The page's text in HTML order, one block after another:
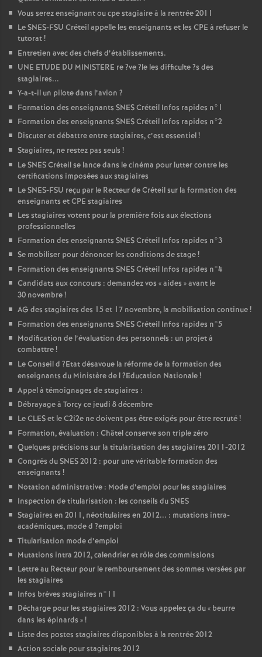
Vous serez enseignant ou cpe stagiaire à la rentrée 2011
LeSNES-FSU Créteil appelle les enseignants et les CPE à refuser le
tutorat!
Entretien avec des chefs d’établissements.
UNE ETUDE DU MINISTERE re?ve?le les difficulte?s des
stagiaires...
Y-a-t-il un pilote dans l’avion ?
Formation des enseignants SNESCréteil Infos rapides n°1
Formation des enseignants SNESCréteil Infos rapides n°2
Discuter et débattre entre stagiaires, c’est essentiel!
Stagiaires, ne restez pas seuls !
LeSNESCréteil se lance dans le cinéma pour lutter contre les
certifications imposées aux stagiaires
LeSNES-FSU reçu par le Recteur de Créteil sur la formation des
enseignants etCPE stagiaires
Les stagiaires votent pour la première fois aux élections
professionnelles
Formation des enseignants SNESCréteil Infos rapides n°3
Se mobiliser pour dénoncer les conditions de stage!
Formation des enseignants SNESCréteil Infos rapides n°4
Candidats aux concours : demandez vos «aides » avant le
30 novembre!
AG des stagiaires des 15 et 17 novembre, la mobilisation continue!
Formation des enseignants SNESCréteil Infos rapides n°5
Modification de l’évaluation des personnels : un projet à
combattre!
Le Conseil d ?Etat désavoue la réforme de la formation des
enseignants du Ministère de l?Education Nationale!
Appel à témoignages de stagiaires :
Débrayage à Torcy ce jeudi 8 décembre
LeCLESet le C2i2e ne doivent pas être exigés pour être recruté!
Formation, évaluation : Châtel conserve son triple zéro
Quelques précisions sur la titularisation des stagiaires 2011-2012
Congrès duSNES2012 : pour une véritable formation des
enseignants !
Notation administrative : Mode d’emploi pour les stagiaires
Inspection de titularisation : les conseils duSNES
Stagiaires en 2011, néotitulaires en 2012... : mutations intra-
académiques, mode d ?emploi
Titularisation mode d’emploi
Mutations intra 2012, calendrier et rôle des commissions
Lettre au Recteur pour le remboursement des sommes versées par
les stagiaires
Infos brèves stagiaires n°11
Décharge pour les stagiaires 2012 : Vous appelez ça du « beurre
dans les épinards »!
Liste des postes stagiaires disponibles à la rentrée 2012
Action sociale pour stagiaires 2012